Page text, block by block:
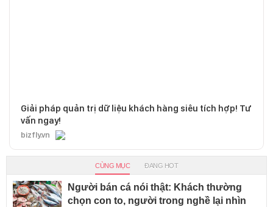
Giải pháp quản trị dữ liệu khách hàng siêu tích hợp! Tư
vấn ngay!
bizfly.vn
CÙNG MỤC ĐANG HOT
Người bán cá nói thật: Khách thường
chọn con to, người trong nghề lại nhìn